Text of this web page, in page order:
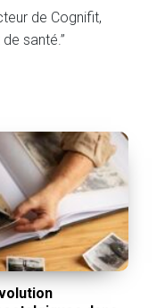
de Cognifit,
santé.”